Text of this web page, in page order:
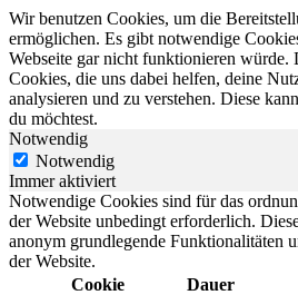
Wir benutzen Cookies, um die
ermöglichen. Es gibt notwendige
Webseite gar nicht funktionieren würde.
Cookies, die uns dabei helfen, deine
analysieren und zu verstehen. Diese
du möchtest.
Notwendig
Notwendig
Immer aktiviert
Notwendige Cookies sind für das
der Website unbedingt erforderlich.
anonym grundlegende Funktionalitäten
der Website.
Cookie
Dauer